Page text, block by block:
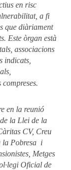
en risc
a fi
que diàriament
Este òrgan està
associacions
indicats,
compreses.
en la reunió
la Llei de la
CV, Creu
la Pobresa i
Metges
Oficial de